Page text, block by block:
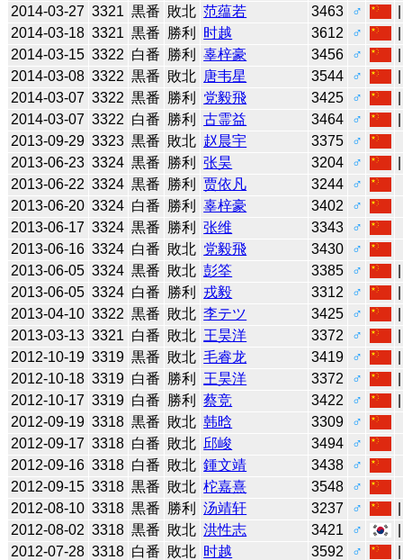
2014-03-27 3321 黒番 敗北 范蕴若 3463 ♂
2014-03-18 3321 黒番 勝利 时越 3612 ♂
2014-03-15 3322 白番 勝利 辜梓豪 3456 ♂
2014-03-08 3322 黒番 敗北 唐韦星 3544 ♂
2014-03-07 3322 黒番 勝利 党毅飛 3425 ♂
2014-03-07 3322 白番 勝利 古霊益 3464 ♂
2013-09-29 3323 黒番 敗北 赵晨宇 3375
♂
2013-06-23 3324 黒番 勝利 张昊 3204 ♂
2013-06-22 3324 黒番 勝利 贾依凡 3244
♂
2013-06-20 3324 白番 勝利 辜梓豪 3402
♂
2013-06-17 3324 黒番 勝利 张维 3343
♂
2013-06-16 3324 白番 敗北 党毅飛 3430
♂
2013-06-05 3324 黒番 敗北 彭筌 3385 ♂
2013-06-05 3324 白番 勝利 戎毅 3312 ♂
2013-04-10 3322 黒番 敗北 李テツ 3425 ♂
2013-03-13 3321 白番 敗北 王昊洋 3372 ♂
2012-10-19 3319 黒番 敗北 毛睿龙 3419 ♂
2012-10-18 3319 白番 勝利 王昊洋 3372 ♂
2012-10-17 3319 白番 勝利 蔡竞 3422 ♂
2012-09-19 3318 黒番 敗北 韩晗 3309
♂
2012-09-17 3318 白番 敗北 邱峻 3494
♂
2012-09-16 3318 白番 敗北 鍾文靖 3438
♂
2012-09-15 3318 黒番 敗北 柁嘉熹 3548
♂
2012-08-10 3318 黒番 勝利 汤靖轩 3237 ♂
2012-08-02 3318 黒番 敗北 洪性志 3421 ♂
2012-07-28 3318 白番 敗北 时越 3592 ♂